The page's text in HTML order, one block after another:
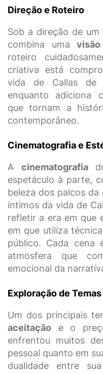
Direção e Roteiro
Sob a direção de
combina uma
roteiro
criativa está
vida de Callas de
enquanto adiciona
que tornam a
contemporâneo.
Cinematografia e
A cinematografia
espetáculo à parte,
beleza dos palcos
íntimos da vida de
refletir a era em que
em que utiliza
público. Cada cena
atmosfera que
emocional da
Exploração de Temas
Um dos principais
aceitação e o
enfrentou muitos
pessoal quanto em
dualidade entre